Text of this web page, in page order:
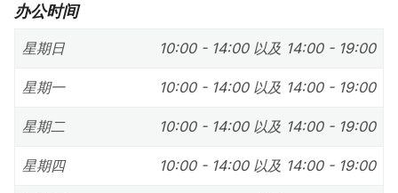
办公时间
星期日 10:00 - 14:00 以及 14:00 - 19:00
星期一 10:00 - 14:00 以及 14:00 - 19:00
星期二 10:00 - 14:00 以及 14:00 - 19:00
星期四 10:00 - 14:00 以及 14:00 - 19:00